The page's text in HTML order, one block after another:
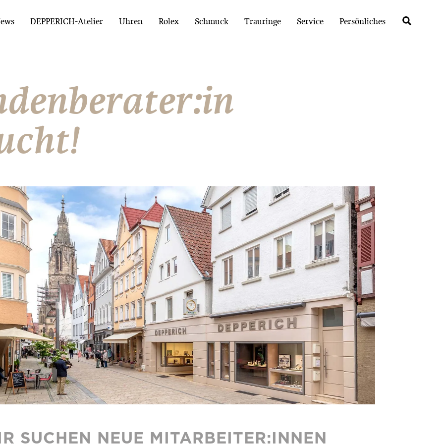
DEPPERICH-Atelier Uhren Rolex Schmuck Trauringe Service Persönliches
SUCHEN NEUE MITARBEITER:INNEN